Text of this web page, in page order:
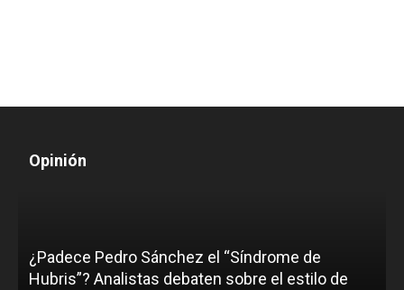
Opinión
¿Padece Pedro Sánchez el “Síndrome de
Hubris”? Analistas debaten sobre el estilo de